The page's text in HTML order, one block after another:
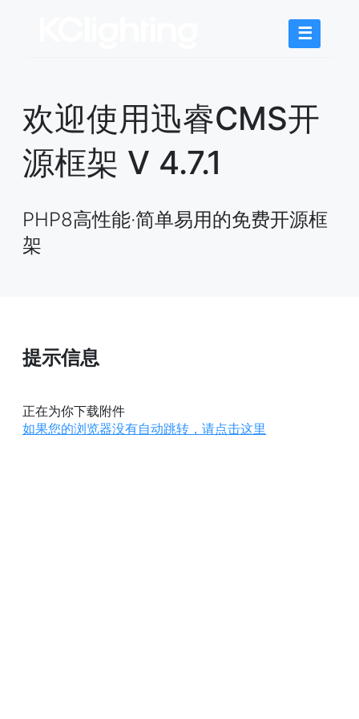
☰
欢迎使用迅睿CMS开
源框架 V 4.7.1
PHP8高性能·简单易用的免费开源框
架
提示信息
正在为你下载附件
如果您的浏览器没有自动跳转，请点击这里